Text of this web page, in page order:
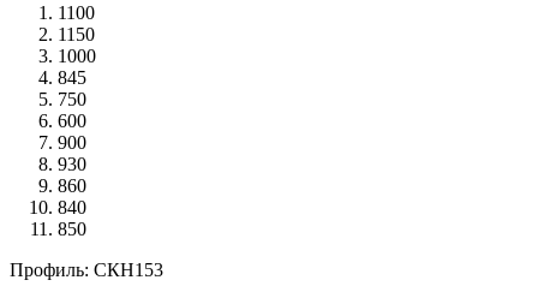
1100
1150
1000
845
750
600
900
930
860
840
850
Профиль: СКН153